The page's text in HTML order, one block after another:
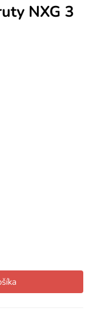
NXG 3